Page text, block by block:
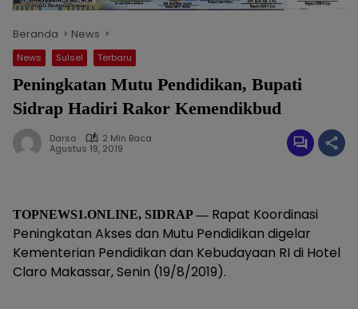
Beranda News
News Sulsel Terbaru
Peningkatan Mutu Pendidikan, Bupati
Sidrap Hadiri Rakor Kemendikbud
Darso
2 Min Baca
Agustus 19, 2019
TOPNEWS1.ONLINE, SIDRAP — Rapat Koordinasi
Peningkatan Akses dan Mutu Pendidikan digelar
Kementerian Pendidikan dan Kebudayaan RI di Hotel
Claro Makassar, Senin (19/8/2019).